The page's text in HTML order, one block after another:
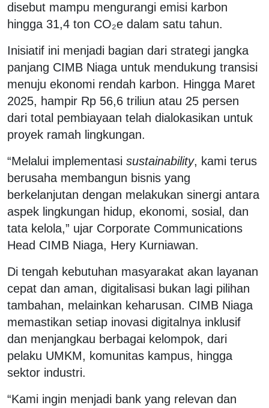
disebut mampu mengurangi emisi karbon
hingga 31,4 ton CO₂e dalam satu tahun.
Inisiatif ini menjadi bagian dari strategi jangka
panjang CIMB Niaga untuk mendukung transisi
menuju ekonomi rendah karbon. Hingga Maret
2025, hampir Rp 56,6 triliun atau 25 persen
dari total pembiayaan telah dialokasikan untuk
proyek ramah lingkungan.
“Melalui implementasi sustainability, kami terus
berusaha membangun bisnis yang
berkelanjutan dengan melakukan sinergi antara
aspek lingkungan hidup, ekonomi, sosial, dan
tata kelola,” ujar Corporate Communications
Head CIMB Niaga, Hery Kurniawan.
Di tengah kebutuhan masyarakat akan layanan
cepat dan aman, digitalisasi bukan lagi pilihan
tambahan, melainkan keharusan. CIMB Niaga
memastikan setiap inovasi digitalnya inklusif
dan menjangkau berbagai kelompok, dari
pelaku UMKM, komunitas kampus, hingga
sektor industri.
“Kami ingin menjadi bank yang relevan dan